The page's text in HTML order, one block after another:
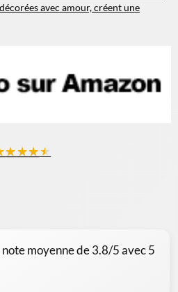
avec amour, créent une
★★★★
moyenne de3.8/5 avec5